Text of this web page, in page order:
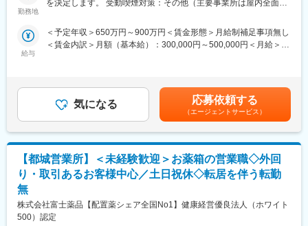
を、体に発生させた特殊な電場で阻害する在宅用の医療機器で
す。セラミック製の電極パッド（アレイ）を身体に貼り、持ち運
同製品による治療は投薬治療や放射線治療と異なり、全身性の副
作用が少ないことが特徴で、5年生存率10%と言われる膠芽腫に対
して一定の有用性が実証されています。
※2017年に保険収載が開始され、現在は膠芽腫（脳腫瘍）／切除
不能な進行・再発の非小細胞肺癌（NSCLC）に対して適応があり
ます。
■入社後の流れ：
シニア問わずご活躍いただいています。
いただきます。
・担当エリアの訪問医療施設のターゲティング、担当医療施設へ
・医療従事者向けの説明会の企画・実施、医師同士のコミュニケ
ーション推進のための研究会・勉強会の立ち上げ、講演会の企
画・運営 等
※勤務地については、選考内で希望を伺ったうえで決定します。
＼IQVIAでMRとして働く魅力／
（１）充実の待遇：同業他社の中でも平均給与の高さや非課税の
社員が多いのも特徴です。
（２）豊富なキャリアップの機会があります： MRとして専門性
勤務地
を決定します。 受動喫煙対策：その他（主要事業所は屋内全面禁
給与
＜予定年収＞650万円～900万円＜賃金形態＞月給制補足事項無し
＜賃金内訳＞月額（基本給）：300,000円～500,000円＜月給＞
ジェクト稼働手当(35,000円)、外勤日当（1日1,500円／外勤3.5時
間以上）■変動賞与制（6月・12月・3月）※平均実績6ヶ月分■イン
センティブ：3月（対象者）賃金はあくまでも目安の金額であり、
選考を通じて上下する可能性があります。月給(月額)は固定手当を
含めた表記です。
気になる 応募依頼する
（エージェントサービス）
【都城営業所】＜未経験歓迎＞お薬箱の営業職◇外回
り・取引あるお客様中心／土日祝休◇転居を伴う転勤
無
株式会社富士薬品【配置薬シェア全国No1】健康経営優良法人（ホワイト
500）認定